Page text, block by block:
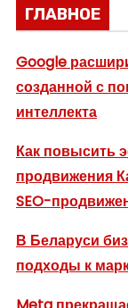
ГЛАВНОЕ
Google
созданной с
интеллекта
Как повысить
продвижения
SEO-
В Беларуси
подходы к